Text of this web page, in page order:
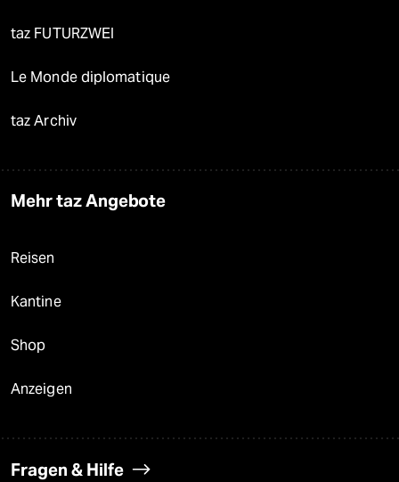
taz FUTURZWEI
Le Monde diplomatique
taz Archiv
Mehr taz Angebote
Reisen
Kantine
Shop
Anzeigen
Fragen & Hilfe